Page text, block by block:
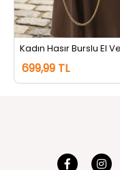
699,99 TL